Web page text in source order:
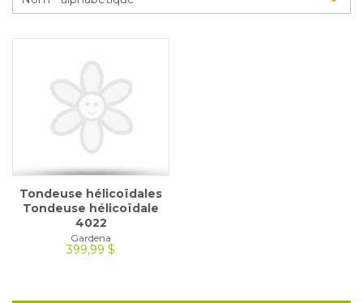
Calendrier horticole
Service à la clientèle
Tondeuse hélicoïdales
Tondeuse hélicoïdale
4022
Gardena
399,99 $